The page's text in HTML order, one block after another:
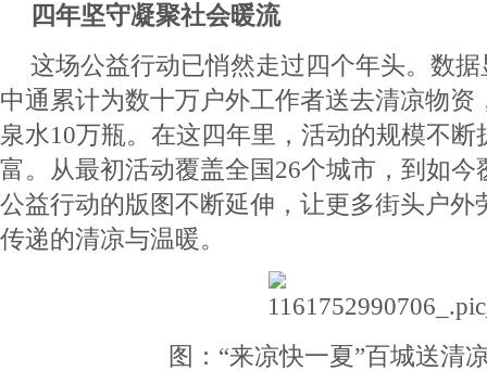
四年坚守凝聚社会暖流
这场公益行动已悄然走过四个年头。数
中通累计为数十万户外工作者送去清凉物资
泉水10万瓶。在这四年里，活动的规模不
富。从最初活动覆盖全国26个城市，到如今
公益行动的版图不断延伸，让更多街头户外
传递的清凉与温暖。
图：“来凉快一夏”百城送清